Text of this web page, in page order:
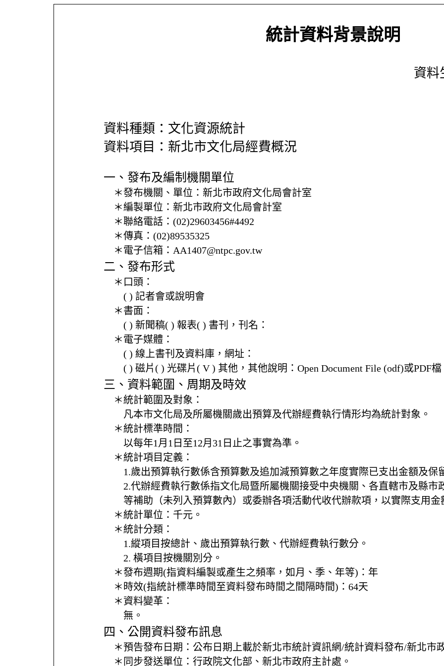
統計資料背景說明
資料
資料種類：文化資源統計
資料項目：新北市文化局經費概況
一、發布及編制機關單位
＊發布機關、單位： 新北市政府文化局會計室
＊編製單位： 新北市政府文化局會計室
＊聯絡電話： (02)29603456#4492
＊傳真： (02)89535325
＊電子信箱： AA1407@ntpc.gov.tw
二、發布形式
＊口頭：
( ) 記者會或說明會
＊書面：
( ) 新聞稿( ) 報表( ) 書刊，刊名：
＊電子媒體：
( ) 線上書刊及資料庫，網址：
( ) 磁片( ) 光碟片( V ) 其他， 其他說明： Open Document File (odf)或PDF
三、資料範圍、周期及時效
＊統計範圍及對象：
凡本市文化局及所屬機關歲出預算及代辦經費執行情形均為統計對象。
＊統計標準時間：
以每年1月1日至12月31日止之事實為準。
＊統計項目定義：
1.歲出預算執行數係含預算數及追加減預算數之年度實際已支出金額及保
2.代辦經費執行數係指文化局暨所屬機關接受中央機關、各直轄市及縣市
等補助（未列入預算數內）或委辦各項活動代收代辦款項，以實際支用金
＊統計單位： 千元。
＊統計分類：
1.縱項目按總計、歲出預算執行數、代辦經費執行數分。
2. 橫項目按機關別分。
＊發布週期(指資料編製或產生之頻率，如月、季、年等)： 年
＊時效(指統計標準時間至資料發布時間之間隔時間)： 64天
＊資料變革：
無。
四、公開資料發布訊息
＊預告發布日期： 公布日期上載於新北市統計資訊網/統計資料發布/新北市
＊同步發送單位： 行政院文化部、新北市政府主計處。